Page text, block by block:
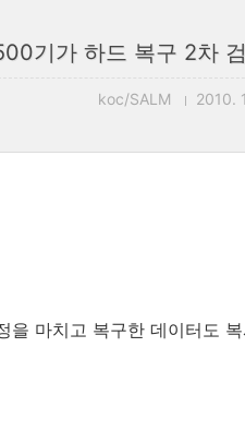
기가 하드 복구 2차
koc/SALM 2010.
마치고 복구한 데이터도